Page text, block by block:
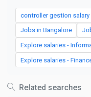
controller gestion salary
Jobs in Bangalore
Explore salaries -
Explore salaries -
Related searches